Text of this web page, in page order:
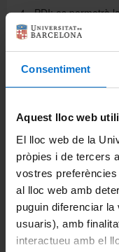
Consentiment
Aquest lloc web
El lloc web de la
pròpies i de tercers
vostres
al lloc web amb
puguin diferenciar la
usuaris), amb
interactueu amb el
4.- PDI: es permetrà
Com sempre, en
demanem a tots els
prudència, i cas que
conflicte, parlar amb
amb les
Gràcies per la vostra
la darrera setmana al
de la comunitat
Israel.
- Gaza Genocide
Gaza Genocide
Cordialment,